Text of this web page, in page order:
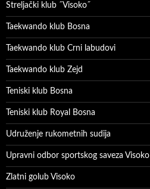
Streljački klub ˝Visoko˝
Taekwando klub Bosna
Taekwando klub Crni labudovi
Taekwando klub Zejd
Teniski klub Bosna
Teniski klub Royal Bosna
Udruženje rukometnih sudija
Upravni odbor sportskog saveza Visoko
Zlatni golub Visoko